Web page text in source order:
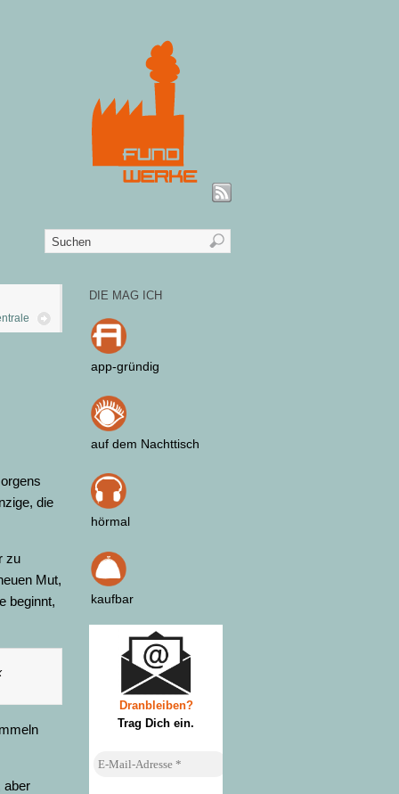
die
zu
Mut,
beginnt,
aber
DIE MAG ICH
app-gründig
auf dem Nachttisch
hörmal
kaufbar
Dranbleiben?
Trag Dich ein.